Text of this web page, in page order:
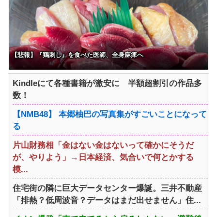
いのか？大論争が巻き起こって
しまう…
ｗ
【悲報】『鶏刺し』を食べた医師、全身麻痺へ
Kindleにて各種書籍が激安に 半額超割引の作品多
数！
【NMB48】 本郷柚巴の写真集がすごいことになって
る
片山財務相「金はない金はないって確かにそうだ
が、やりよう」→日本経済、気合いで何とかする
模...
住宅街の隣に巨大データセンター爆誕。三井不動産
「排熱？低周波音？データはまだ出せません」住...